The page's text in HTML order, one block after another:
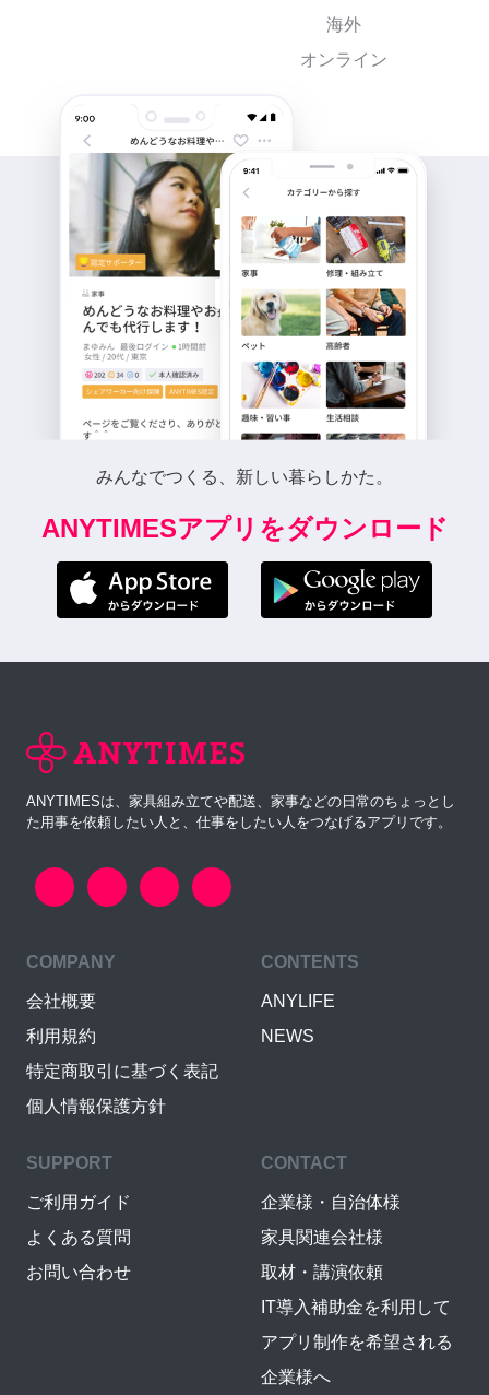
海外
オンライン
みんなでつくる、新しい暮らしかた。
ANYTIMESアプリをダウンロード
ANYTIMESは、家具組み立てや配送、家事などの日常のちょっとし
た用事を依頼したい人と、仕事をしたい人をつなげるアプリです。
COMPANY
会社概要
利用規約
特定商取引に基づく表記
個人情報保護方針
CONTENTS
ANYLIFE
NEWS
SUPPORT
ご利用ガイド
よくある質問
お問い合わせ
CONTACT
企業様・自治体様
家具関連会社様
取材・講演依頼
IT導入補助金を利用して
アプリ制作を希望される
企業様へ